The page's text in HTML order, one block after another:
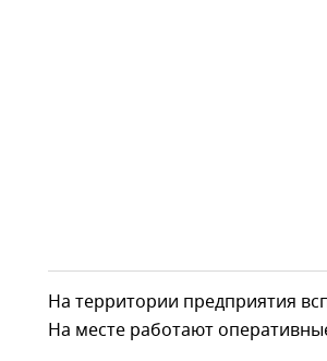
На территории предприятия
На месте работают